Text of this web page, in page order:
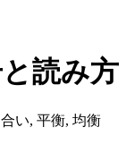
読み方
合い, 平衡, 均衡